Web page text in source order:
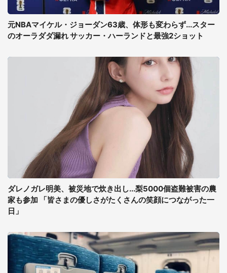
元NBAマイケル・ジョーダン63歳、体形も変わらず...スター
のオーラダダ漏れ サッカー・ハーランドと最強2ショット
ダレノガレ明美、被災地で炊き出し...梨5000個盗難被害の農
家も参加 「皆さまの優しさがたくさんの笑顔につながった一
日」